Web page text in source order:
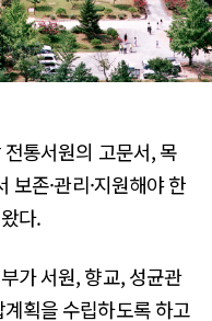
통서원의 고문서, 목
보존·관리·지원해야 한
다.
가 서원, 향교, 성균관
획을 수립하도록 하고